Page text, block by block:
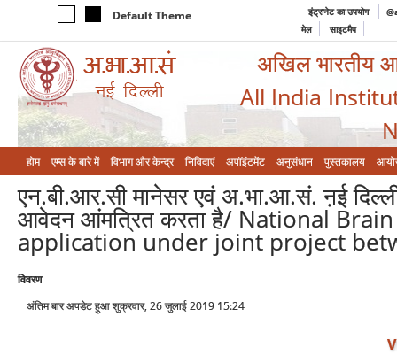
Default Theme इंट्रानेट का उपयोग
मेल
साइटमैप
अखिल भारतीय
All India
होम एम्‍स के बारे में विभाग और केन्‍द्र निविदाएं अपॉइंटमेंट अनुसंधान पुस्तकालय
एन.बी.आर.सी मानेसर एवं अ.भा.आ.सं. ऩई
आवेदन आंमत्रित करता है/ National
application under joint project
विवरण
अंतिम बार अपडेट हुआ शुक्रवार, 26 जुलाई 2019 15:24